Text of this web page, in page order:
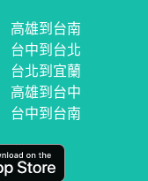
高雄到台南
台中到台北
台北到宜蘭
高雄到台中
台中到台南